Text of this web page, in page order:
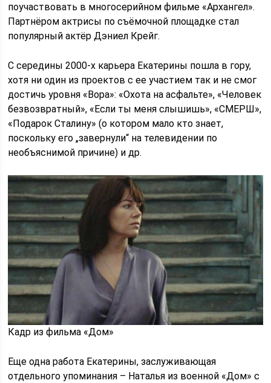
поучаствовать в многосерийном фильме «Архангел».
Партнёром актрисы по съёмочной площадке стал
популярный актёр Дэниел Крейг.
С середины 2000-х карьера Екатерины пошла в гору,
хотя ни один из проектов с ее участием так и не смог
достичь уровня «Вора»: «Охота на асфальте», «Человек
безвозвратный», «Если ты меня слышишь», «СМЕРШ»,
«Подарок Сталину» (о котором мало кто знает,
поскольку его „завернули“ на телевидении по
необъяснимой причине) и др.
Кадр из фильма «Дом»
Еще одна работа Екатерины, заслуживающая
отдельного упоминания – Наталья из военной «Дом» с